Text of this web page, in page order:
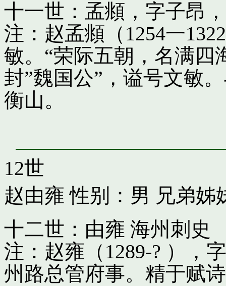
十一世：孟頫，字子昂
注：赵孟頫（1254一
敏。“荣际五朝，名满四
封”魏国公”，谥号文敏
衡山。
12世
赵由雍 性别：男 兄弟姊
十二世：由雍 海州刺史
注：赵雍（1289-? ），
州路总管府事。精于赋